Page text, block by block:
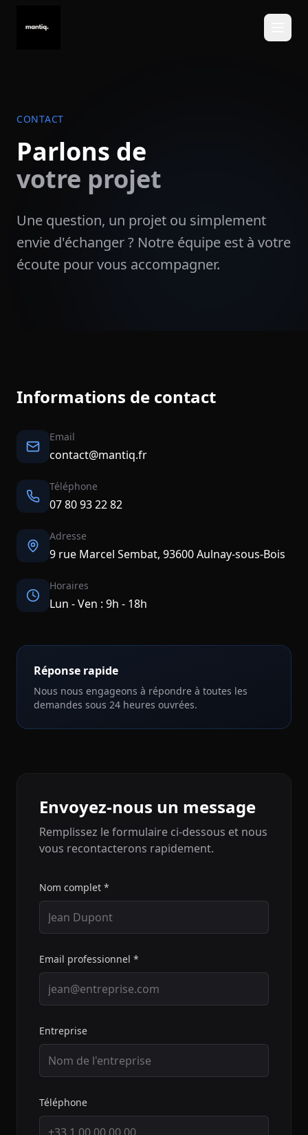
CONTACT
Parlons de
votre projet
Une question, un projet ou simplement
envie d'échanger ? Notre équipe est à votre
écoute pour vous accompagner.
Informations de contact
Email
contact@mantiq.fr
Téléphone
07 80 93 22 82
Adresse
9 rue Marcel Sembat, 93600 Aulnay-sous-Bois
Horaires
Lun - Ven : 9h - 18h
Réponse rapide
Nous nous engageons à répondre à toutes les
demandes sous 24 heures ouvrées.
Envoyez-nous un message
Remplissez le formulaire ci-dessous et nous
vous recontacterons rapidement.
Nom complet *
Email professionnel *
Entreprise
Téléphone